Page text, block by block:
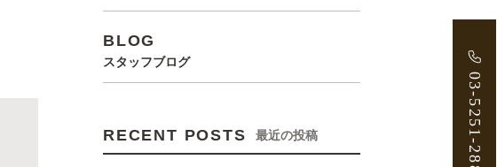
BLOG
スタッフブログ
RECENT POSTS 最近の投稿 03-5251-2888